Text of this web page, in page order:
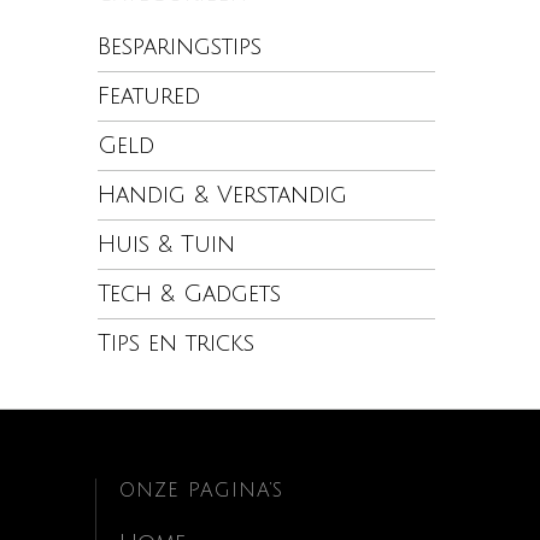
Besparingstips
Featured
Geld
Handig & Verstandig
Huis & Tuin
Tech & Gadgets
Tips en tricks
ONZE PAGINA’S